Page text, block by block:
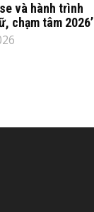
và hành trình
chạm tâm 2026’